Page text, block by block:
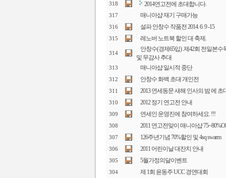
318 2014연고전에 초대합니다.
317 매니아샵 재기 구매가능
316 설파 안창수 작품전 2014. 6. 9 -15
315 레노버 노트북 할인 대 축제.
314
안창수(경제65입) .제42회 전일본
및 무감사 추대
313 매니아샵 일시적 중단
312 안창수 화백 초대 개인전
311 2013 연세동문 새해 인사의 밤 에 초
310 2012 정기 연고전 안내
309 연세인 운영진에 참여하세요. !!!
308 2011 연고전맞이 매니아샵
307 126주년기념 70%할인 및 4sq swarm
306 2011 어린이날 대잔치 안내
305 5월가정의달이벤트
304 제 1회 윤동주 UCC 경연대회